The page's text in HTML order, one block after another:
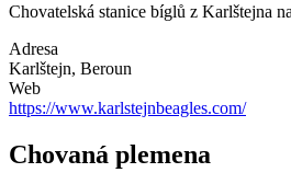
Chovatelská stanice bíglů z Karlštejna
Adresa
Karlštejn, Beroun
Web
https://www.karlstejnbeagles.com/
Chovaná plemena